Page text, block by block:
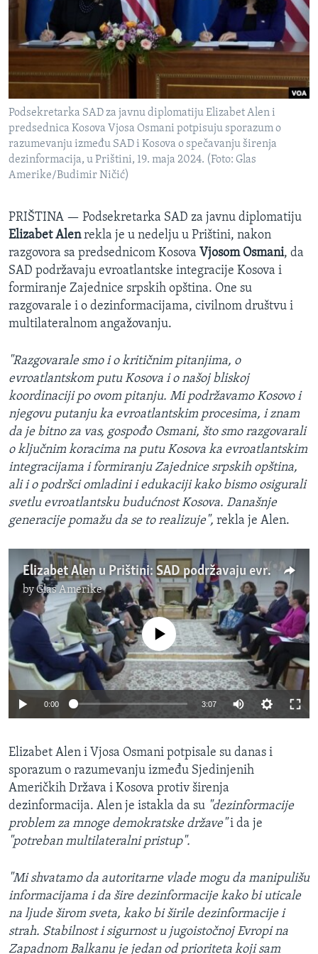
SPORT
INTERVJU
Podsekretarka SAD za javnu diplomatiju Elizabet Alen i
predsednica Kosova Vjosa Osmani potpisuju sporazum o
razumevanju između SAD i Kosova o spečavanju širenja
dezinformacija, u Prištini, 19. maja 2024. (Foto: Glas
Amerike/Budimir Ničić)
PRIŠTINA — Podsekretarka SAD za javnu diplomatiju
Elizabet Alenrekla je u nedelju u Prištini, nakon
razgovora sa predsednicom Kosova Vjosom Osmani, da
SAD podržavaju evroatlantske integracije Kosova i
formiranje Zajednice srpskih opština. One su
razgovarale i o dezinformacijama, civilnom društvu i
multilateralnom angažovanju.
"Razgovarale smo i o kritičnim pitanjima, o
evroatlantskom putu Kosova i o našoj bliskoj
koordinaciji po ovom pitanju. Mi podržavamo Kosovo i
njegovu putanju ka evroatlantskim procesima, i znam
da je bitno za vas, gospođo Osmani, što smo razgovarali
o ključnim koracima na putu Kosova ka evroatlantskim
integracijama i formiranju Zajednice srpskih opština,
ali i o podršci omladini i edukaciji kako bismo osigurali
svetlu evroatlantsku budućnost Kosova. Današnje
generacije pomažu da se to realizuje", rekla je Alen.
Elizabet Alen u Prištini: SAD podržavaju evroatlantske integracije Kosova i formiranje ZSO
byGlas Amerike
No media source currently available
0:00 3:07
Elizabet Alen i Vjosa Osmani potpisale su danas i
sporazum o razumevanju između Sjedinjenih
Američkih Država i Kosova protiv širenja
dezinformacija. Alen je istakla da su "dezinformacije
problem za mnoge demokratske države"i da je
"potreban multilateralni pristup".
"Mi shvatamo da autoritarne vlade mogu da manipulišu
informacijama i da šire dezinformacije kako bi uticale
na ljude širom sveta, kako bi širile dezinformacije i
strah. Stabilnost i sigurnost u jugoistočnoj Evropi na
Zapadnom Balkanu je jedan od prioriteta koji sam